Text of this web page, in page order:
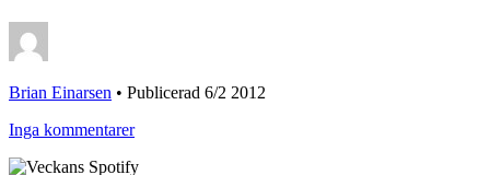
Brian Einarsen • Publicerad 6/2 2012
Inga kommentarer